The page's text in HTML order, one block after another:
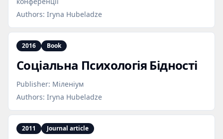
Authors: Iryna Hubeladze
2016 Book
Соціальна Психологія Бідності
Publisher: Міленіум
Authors: Iryna Hubeladze
2011 Journal article